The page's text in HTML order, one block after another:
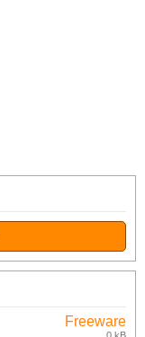
Freeware